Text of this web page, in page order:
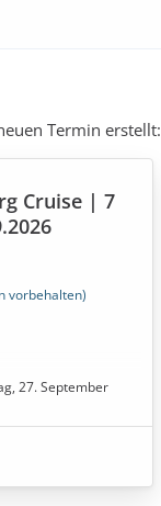
Termin erstellt:
Cruise | 7
vorbehalten)
27. September